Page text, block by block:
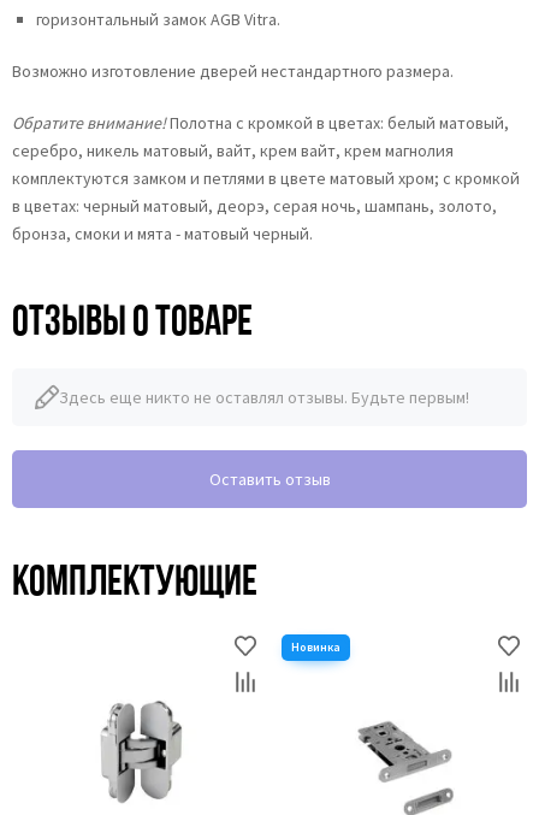
горизонтальный замок AGB Vitra.
Возможно изготовление дверей нестандартного размера.
Обратите внимание!Полотна с кромкой в цветах: белый матовый,
серебро, никель матовый, вайт, крем вайт, крем магнолия
комплектуются замком и петлями в цвете матовый хром; с кромкой
в цветах: черный матовый, деорэ, серая ночь, шампань, золото,
бронза, смоки и мята - матовый черный.
Отзывы о товаре
Здесь еще никто не оставлял отзывы. Будьте первым!
Оставить отзыв
Комплектующие